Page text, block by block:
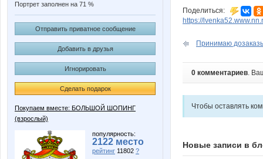
Портрет заполнен на 71 %
Отправить приватное сообщение
Добавить в друзья
Игнорировать
Сделать подарок
Покупаем вместе: БОЛЬШОЙ ШОПИНГ
(взрослый)
популярность:
2122 место
рейтинг 11802 ?
Поделиться:
https://
Принимаю
0 комментариев.
Чтобы оставлять
Новые записи в